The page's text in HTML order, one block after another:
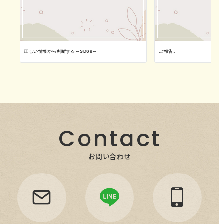
正しい情報から判断する～SDGs～ ご報告。
Contact
お問い合わせ